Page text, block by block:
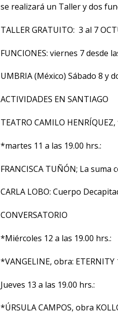
se realizará un Taller y dos
TALLER GRATUITO: 3 al 7
FUNCIONES: viernes 7 desde
UMBRIA (México) Sábado 8 y
ACTIVIDADES EN SANTIAGO
TEATRO CAMILO
*martes 11 a las 19.00 hrs.:
FRANCISCA TUÑÓN; La
CARLA LOBO: Cuerpo
CONVERSATORIO
*Miércoles 12 a las 19.00 hrs.:
*VANGELINE, obra: ETERNITY
Jueves 13 a las 19.00 hrs.:
*ÚRSULA CAMPOS, obra